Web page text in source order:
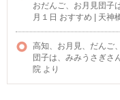
おだんご、お月見団子
月１日 おすすめ | 天神
高知、お月見、だんご
団子は、みみうさぎさ
院 より